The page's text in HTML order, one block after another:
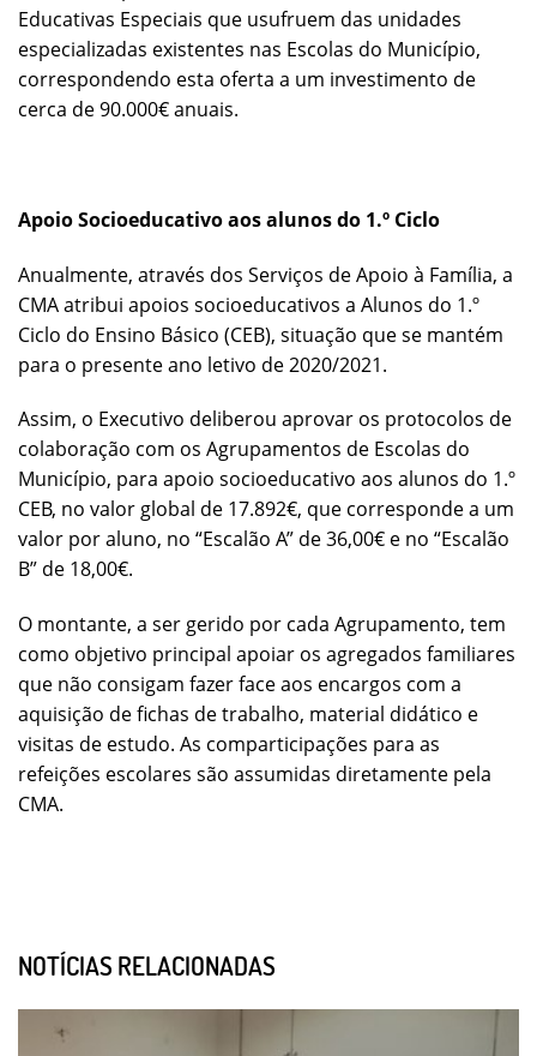
Educativas Especiais que usufruem das unidades
especializadas existentes nas Escolas do Município,
correspondendo esta oferta a um investimento de
cerca de 90.000€ anuais.
Apoio Socioeducativo aos alunos do 1.º Ciclo
Anualmente, através dos Serviços de Apoio à Família, a
CMA atribui apoios socioeducativos a Alunos do 1.º
Ciclo do Ensino Básico (CEB), situação que se mantém
para o presente ano letivo de 2020/2021.
Assim, o Executivo deliberou aprovar os protocolos de
colaboração com os Agrupamentos de Escolas do
Município, para apoio socioeducativo aos alunos do 1.º
CEB, no valor global de 17.892€, que corresponde a um
valor por aluno, no “Escalão A” de 36,00€ e no “Escalão
B” de 18,00€.
O montante, a ser gerido por cada Agrupamento, tem
como objetivo principal apoiar os agregados familiares
que não consigam fazer face aos encargos com a
aquisição de fichas de trabalho, material didático e
visitas de estudo. As comparticipações para as
refeições escolares são assumidas diretamente pela
CMA.
NOTÍCIAS RELACIONADAS